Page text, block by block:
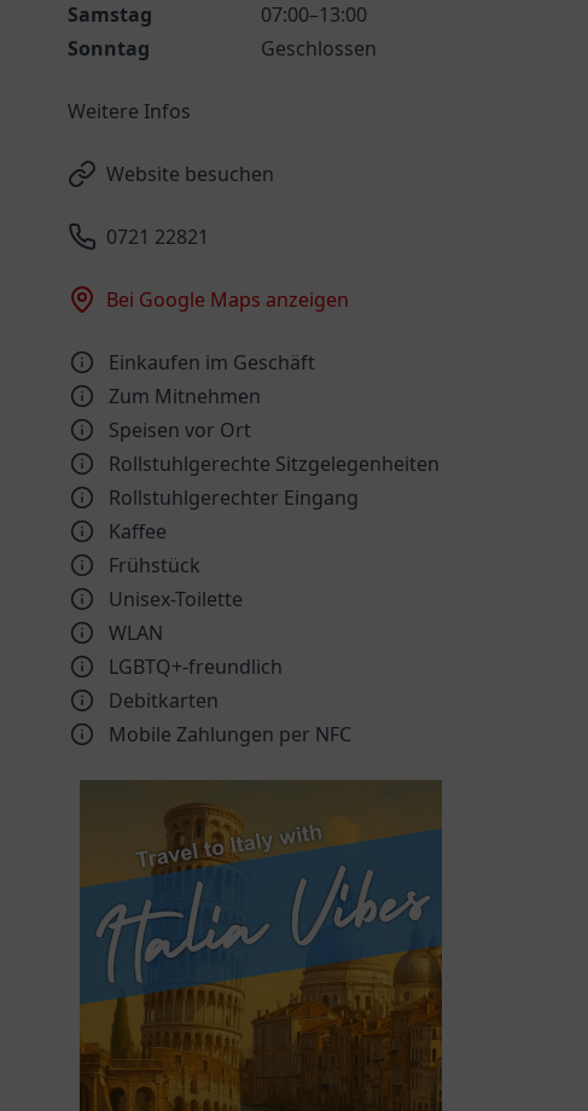
Samstag
07:00–13:00
Sonntag
Geschlossen
Weitere Infos
Website besuchen
0721 22821
Bei Google Maps anzeigen
Einkaufen im Geschäft
Zum Mitnehmen
Speisen vor Ort
Rollstuhlgerechte Sitzgelegenheiten
Rollstuhlgerechter Eingang
Kaffee
Frühstück
Unisex-Toilette
WLAN
LGBTQ+-freundlich
Debitkarten
Mobile Zahlungen per NFC